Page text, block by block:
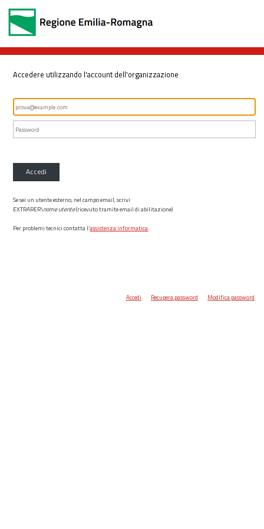
Accedere utilizzando l'account dell'organizzazione
Accedi
Se sei un utente esterno, nel campo email, scrivi
EXTRARER\nome utente(ricevuto tramite email di abilitazione)
Per problemi tecnici contatta l’assistenza informatica.
Accedi Recupera password Modifica password